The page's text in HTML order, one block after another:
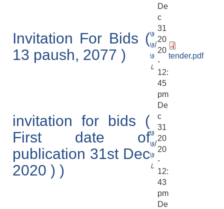
Invitation For Bids (
13 paush, 2077 )
७
७/
७
८
De
c
31
20
20
-
12:
45
pm
tender.pdf
invitation for bids (
First date of
publication 31st Dec
2020 ) )
७
७/
७
८
De
c
31
20
20
-
12:
43
pm
De